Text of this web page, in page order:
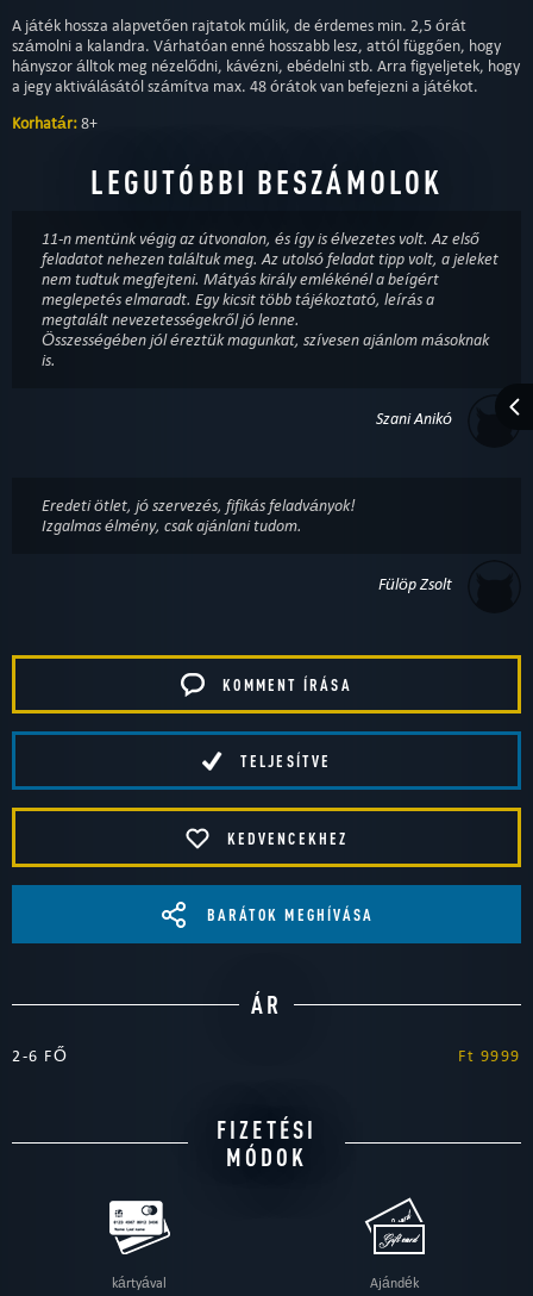
A játék hossza alapvetően rajtatok múlik, de érdemes min. 2,5 órát
számolni a kalandra. Várhatóan enné hosszabb lesz, attól függően, hogy
hányszor álltok meg nézelődni, kávézni, ebédelni stb. Arra figyeljetek, hogy
a jegy aktiválásától számítva max. 48 órátok van befejezni a játékot.
Korhatár:8+
LEGUTÓBBI BESZÁMOLOK
11-n mentünk végig az útvonalon, és így is élvezetes volt. Az első
feladatot nehezen találtuk meg. Az utolsó feladat tipp volt, a jeleket
nem tudtuk megfejteni. Mátyás király emlékénél a beígért
meglepetés elmaradt. Egy kicsit több tájékoztató, leírás a
megtalált nevezetességekről jó lenne.
Összességében jól éreztük magunkat, szívesen ajánlom másoknak
is.
Szani Anikó
Eredeti ötlet, jó szervezés, fifikás feladványok!
Izgalmas élmény, csak ajánlani tudom.
Fülöp Zsolt
KOMMENT ÍRÁSA
TELJESÍTVE
KEDVENCEKHEZ
BARÁTOK MEGHÍVÁSA
ÁR
2-6 FŐ Ft 9999
FIZETÉSI
MÓDOK
kártyával
Ajándék